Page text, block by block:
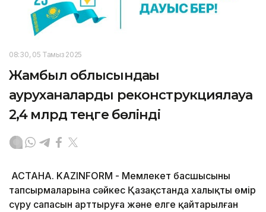
08:30, 05 Тамыз 2025
Жамбыл облысындағы
ауруханаларды реконструкциялауға
2,4 млрд теңге бөлінді
АСТАНА. KAZINFORM - Мемлекет басшысының
тапсырмаларына сәйкес Қазақстанда халықтың өмір
сүру сапасын арттыруға және елге қайтарылған